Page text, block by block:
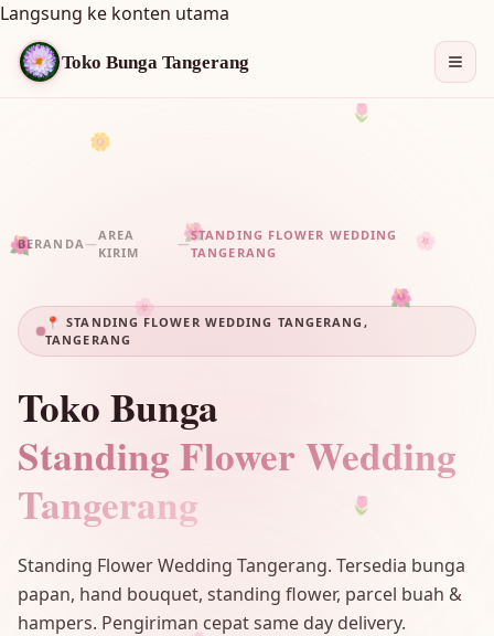
Langsung ke konten utama
Toko Bunga Tangerang
🌸
🌺
🌷
🌼
🌸
🌺
🌷
BERANDA—
AREA
KIRIM
—
STANDING FLOWER WEDDING
TANGERANG
📍 STANDING FLOWER WEDDING TANGERANG,
TANGERANG
Toko Bunga
Standing Flower Wedding
Tangerang
Standing Flower Wedding Tangerang. Tersedia bunga
papan, hand bouquet, standing flower, parcel buah &
hampers. Pengiriman cepat same day delivery.